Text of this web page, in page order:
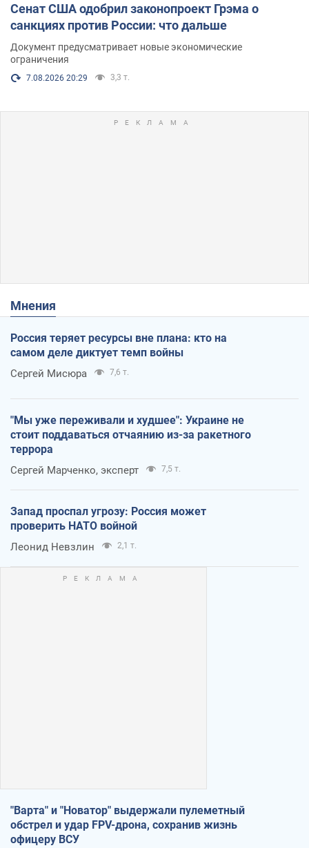
Сенат США одобрил законопроект Грэма о
санкциях против России: что дальше
Документ предусматривает новые экономические
ограничения
7.08.2026 20:29 3,3 т.
Мнения
Россия теряет ресурсы вне плана: кто на
самом деле диктует темп войны
Сергей Мисюра 7,6 т.
"Мы уже переживали и худшее": Украине не
стоит поддаваться отчаянию из-за ракетного
террора
Сергей Марченко, эксперт 7,5 т.
Запад проспал угрозу: Россия может
проверить НАТО войной
Леонид Невзлин 2,1 т.
"Варта" и "Новатор" выдержали пулеметный
обстрел и удар FPV-дрона, сохранив жизнь
офицеру ВСУ